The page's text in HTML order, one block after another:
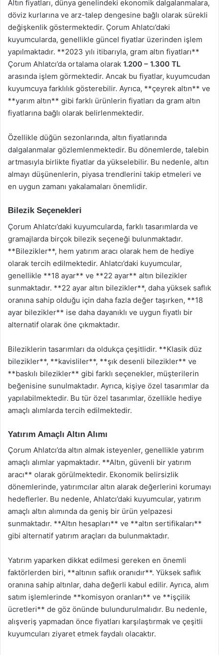
Altın fiyatları, dünya genelindeki ekonomik dalgalanmalara,
döviz kurlarına ve arz-talep dengesine bağlı olarak sürekli
değişkenlik göstermektedir. Çorum Ahlatcı’daki
kuyumcularda, genellikle güncel fiyatlar üzerinden işlem
yapılmaktadır. **2023 yılı itibarıyla, gram altın fiyatları**
Çorum Ahlatcı’da ortalama olarak 1.200 – 1.300 TL
arasında işlem görmektedir. Ancak bu fiyatlar, kuyumcudan
kuyumcuya farklılık gösterebilir. Ayrıca, **çeyrek altın** ve
**yarım altın** gibi farklı ürünlerin fiyatları da gram altın
fiyatlarına bağlı olarak belirlenmektedir.
Özellikle düğün sezonlarında, altın fiyatlarında
dalgalanmalar gözlemlenmektedir. Bu dönemlerde, talebin
artmasıyla birlikte fiyatlar da yükselebilir. Bu nedenle, altın
almayı düşünenlerin, piyasa trendlerini takip etmeleri ve
en uygun zamanı yakalamaları önemlidir.
Bilezik Seçenekleri
Çorum Ahlatcı’daki kuyumcularda, farklı tasarımlarda ve
gramajlarda birçok bilezik seçeneği bulunmaktadır.
**Bilezikler**, hem yatırım aracı olarak hem de hediye
olarak tercih edilmektedir. Ahlatcı’daki kuyumcular,
genellikle **18 ayar** ve **22 ayar** altın bilezikler
sunmaktadır. **22 ayar altın bilezikler**, daha yüksek saflık
oranına sahip olduğu için daha fazla değer taşırken, **18
ayar bilezikler** ise daha dayanıklı ve uygun fiyatlı bir
alternatif olarak öne çıkmaktadır.
Bileziklerin tasarımları da oldukça çeşitlidir. **Klasik düz
bilezikler**, **kavisliler**, **şık desenli bilezikler** ve
**baskılı bilezikler** gibi farklı seçenekler, müşterilerin
beğenisine sunulmaktadır. Ayrıca, kişiye özel tasarımlar da
yapılabilmektedir. Bu tür özel tasarımlar, özellikle hediye
amaçlı alımlarda tercih edilmektedir.
Yatırım Amaçlı Altın Alımı
Çorum Ahlatcı’da altın almak isteyenler, genellikle yatırım
amaçlı alımlar yapmaktadır. **Altın, güvenli bir yatırım
aracı** olarak görülmektedir. Ekonomik belirsizlik
dönemlerinde, yatırımcılar altın alarak değerlerini korumayı
hedeflerler. Bu nedenle, Ahlatcı’daki kuyumcular, yatırım
amaçlı altın alımında da geniş bir ürün yelpazesi
sunmaktadır. **Altın hesapları** ve **altın sertifikaları**
gibi alternatif yatırım araçları da bulunmaktadır.
Yatırım yaparken dikkat edilmesi gereken en önemli
faktörlerden biri, **altının saflık oranıdır**. Yüksek saflık
oranına sahip altınlar, daha değerli kabul edilir. Ayrıca, alım
satım işlemlerinde **komisyon oranları** ve **işçilik
ücretleri** de göz önünde bulundurulmalıdır. Bu nedenle,
alışveriş yapmadan önce fiyatları karşılaştırmak ve çeşitli
kuyumcuları ziyaret etmek faydalı olacaktır.